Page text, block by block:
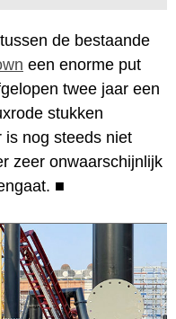
de bestaande
een enorme put
twee jaar een
stukken
is nog steeds niet
zeer onwaarschijnlijk
■